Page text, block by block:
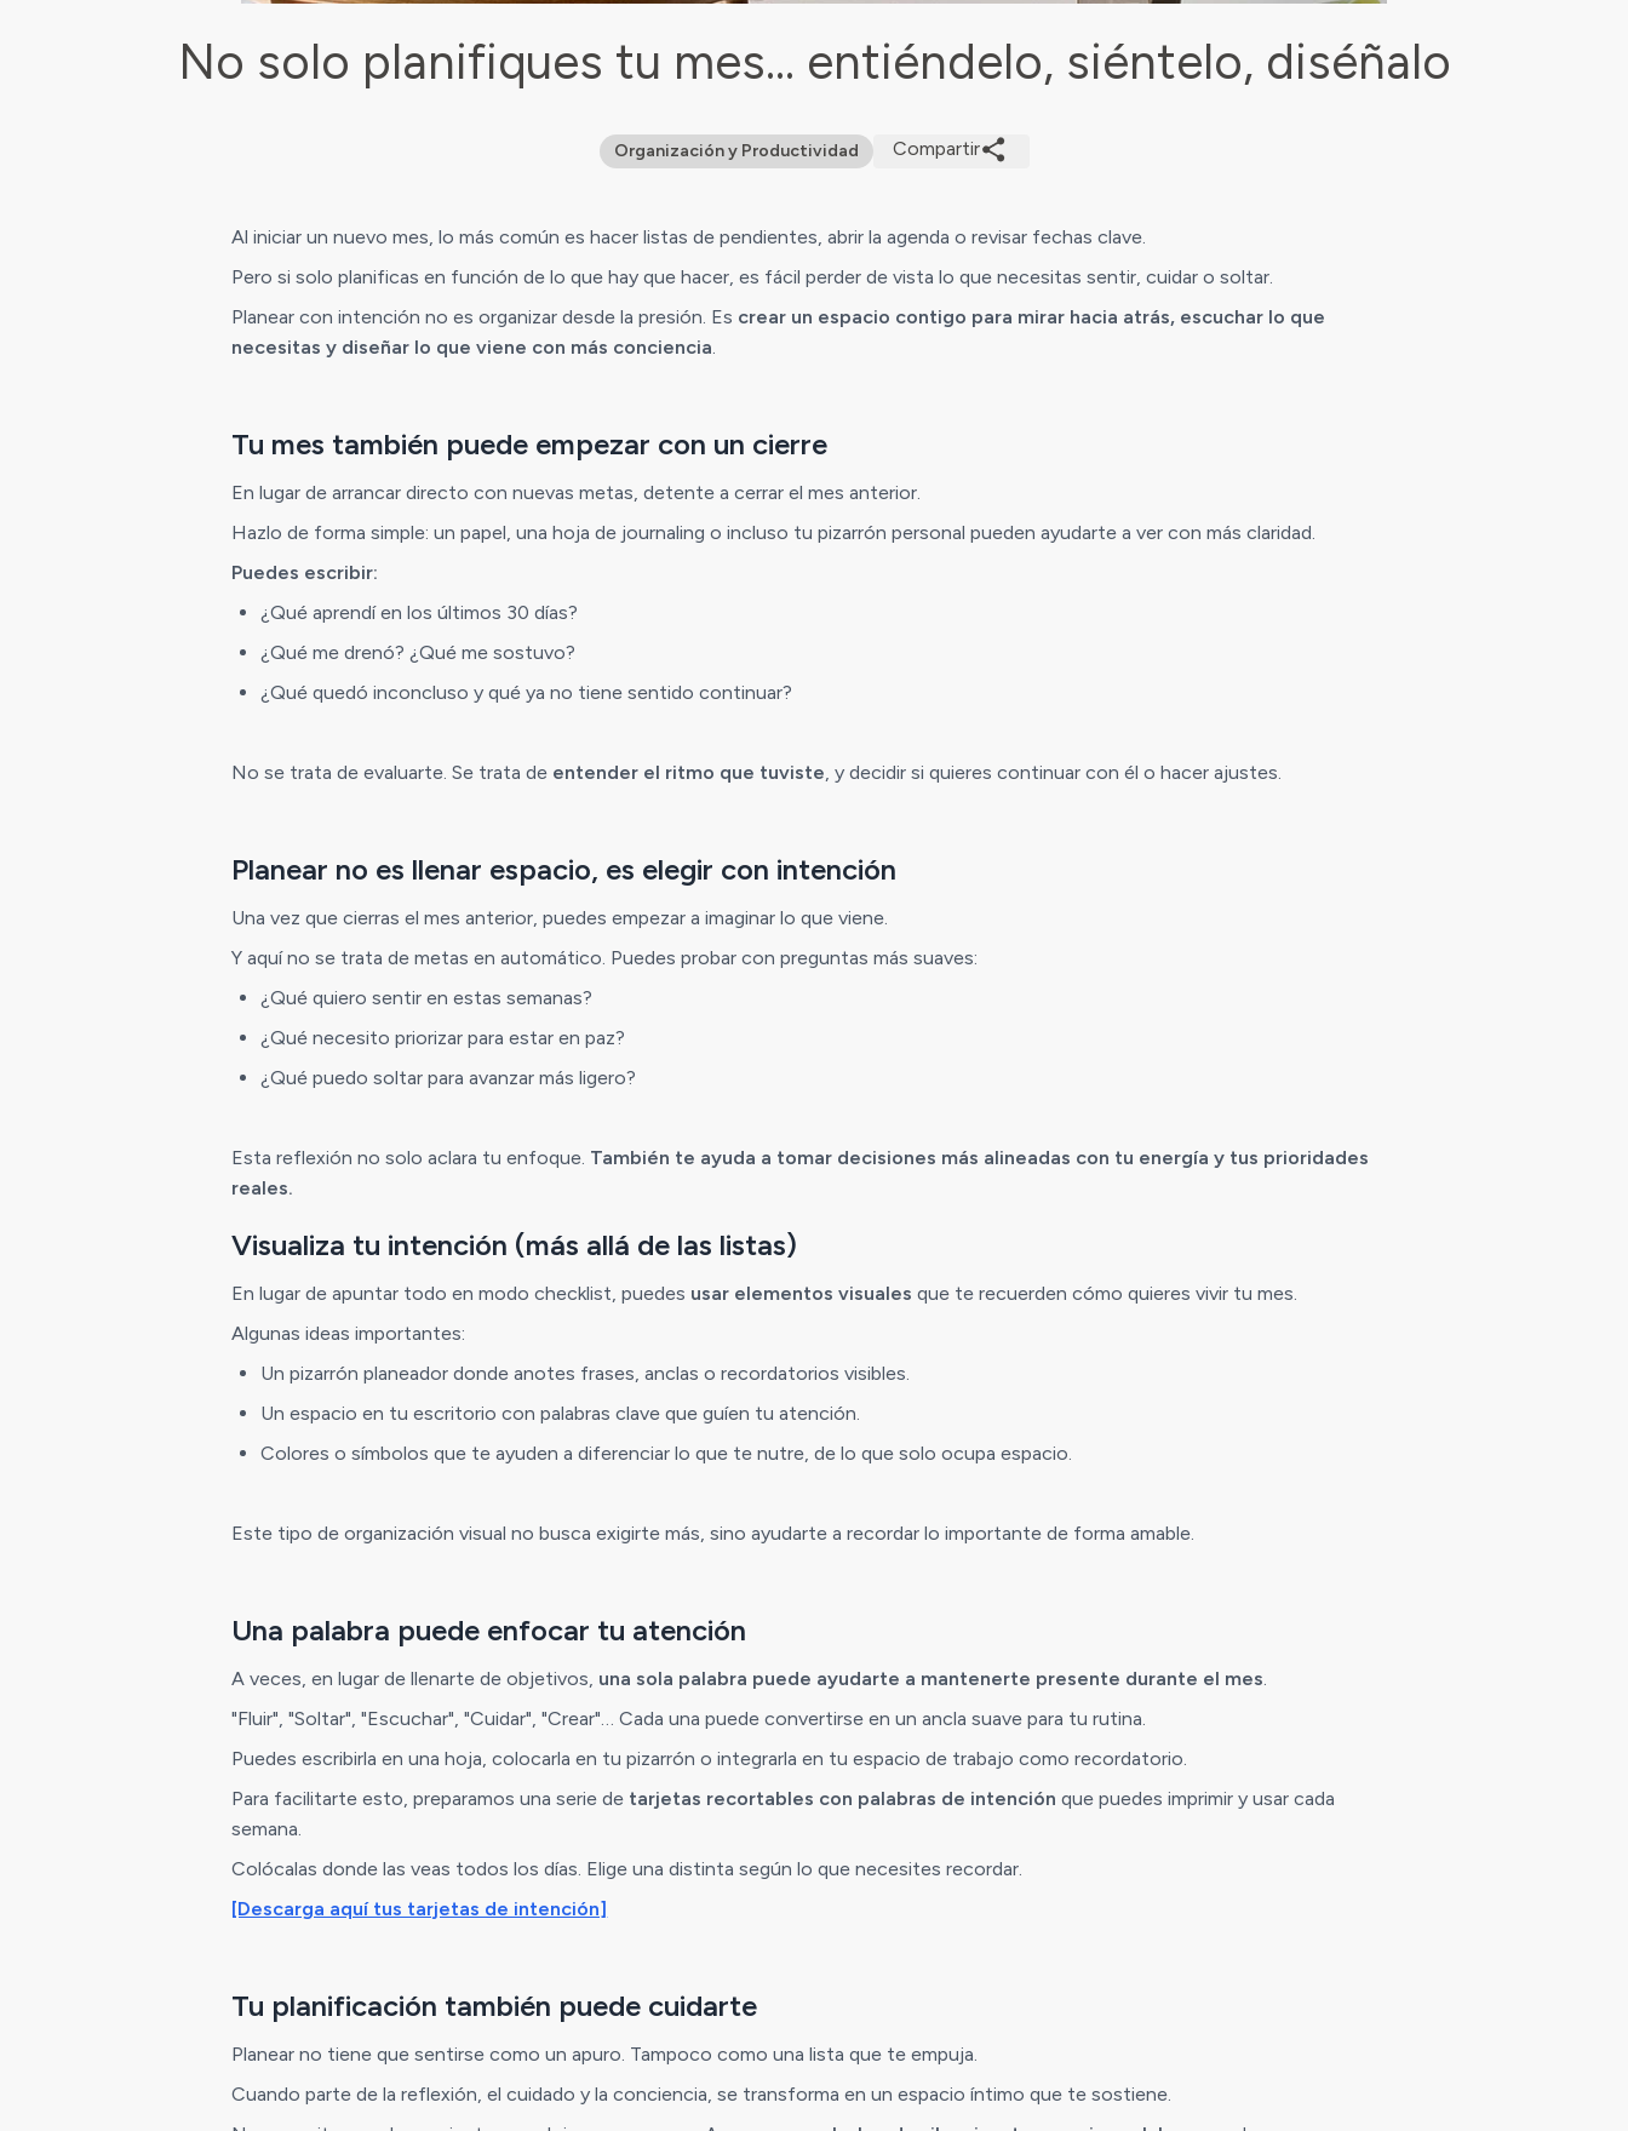
No solo planifiques tu mes… entiéndelo, siéntelo, diséñalo
Organización y Productividad Compartir
Al iniciar un nuevo mes, lo más común es hacer listas de pendientes, abrir la agenda o revisar fechas clave.
Pero si solo planificas en función de lo que hay que hacer, es fácil perder de vista lo que necesitas sentir, cuidar o soltar.
Planear con intención no es organizar desde la presión. Es crear un espacio contigo para mirar hacia atrás, escuchar lo que
necesitas y diseñar lo que viene con más conciencia.
Tu mes también puede empezar con un cierre
En lugar de arrancar directo con nuevas metas, detente a cerrar el mes anterior.
Hazlo de forma simple: un papel, una hoja de journaling o incluso tu pizarrón personal pueden ayudarte a ver con más claridad.
Puedes escribir:
¿Qué aprendí en los últimos 30 días?
¿Qué me drenó? ¿Qué me sostuvo?
¿Qué quedó inconcluso y qué ya no tiene sentido continuar?
No se trata de evaluarte. Se trata de entender el ritmo que tuviste, y decidir si quieres continuar con él o hacer ajustes.
Planear no es llenar espacio, es elegir con intención
Una vez que cierras el mes anterior, puedes empezar a imaginar lo que viene.
Y aquí no se trata de metas en automático. Puedes probar con preguntas más suaves:
¿Qué quiero sentir en estas semanas?
¿Qué necesito priorizar para estar en paz?
¿Qué puedo soltar para avanzar más ligero?
Esta reflexión no solo aclara tu enfoque. También te ayuda a tomar decisiones más alineadas con tu energía y tus prioridades
reales.
Visualiza tu intención (más allá de las listas)
En lugar de apuntar todo en modo checklist, puedes usar elementos visuales que te recuerden cómo quieres vivir tu mes.
Algunas ideas importantes:
Un pizarrón planeador donde anotes frases, anclas o recordatorios visibles.
Un espacio en tu escritorio con palabras clave que guíen tu atención.
Colores o símbolos que te ayuden a diferenciar lo que te nutre, de lo que solo ocupa espacio.
Este tipo de organización visual no busca exigirte más, sino ayudarte a recordar lo importante de forma amable.
Una palabra puede enfocar tu atención
A veces, en lugar de llenarte de objetivos, una sola palabra puede ayudarte a mantenerte presente durante el mes.
"Fluir", "Soltar", "Escuchar", "Cuidar", "Crear"… Cada una puede convertirse en un ancla suave para tu rutina.
Puedes escribirla en una hoja, colocarla en tu pizarrón o integrarla en tu espacio de trabajo como recordatorio.
Para facilitarte esto, preparamos una serie de tarjetas recortables con palabras de intención que puedes imprimir y usar cada
semana.
Colócalas donde las veas todos los días. Elige una distinta según lo que necesites recordar.
[Descarga aquí tus tarjetas de intención]
Tu planificación también puede cuidarte
Planear no tiene que sentirse como un apuro. Tampoco como una lista que te empuja.
Cuando parte de la reflexión, el cuidado y la conciencia, se transforma en un espacio íntimo que te sostiene.